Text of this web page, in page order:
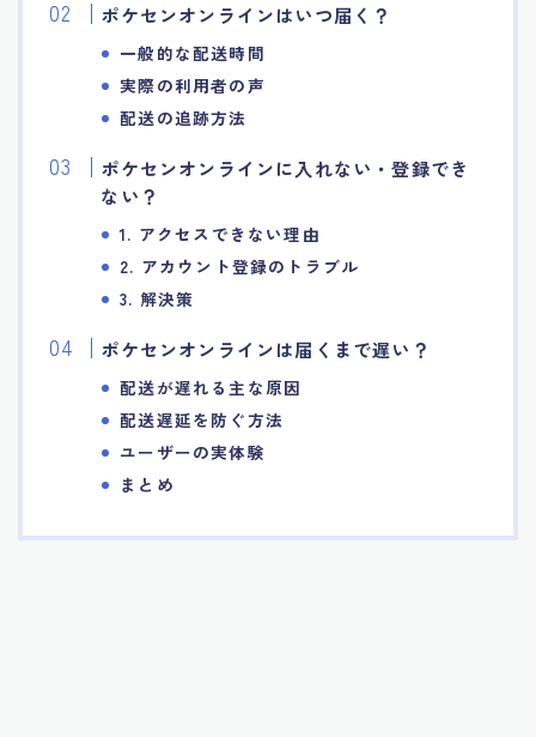
ポケセンオンラインはいつ届く？
一般的な配送時間
実際の利用者の声
配送の追跡方法
ポケセンオンラインに入れない・登録でき
ない？
1. アクセスできない理由
2. アカウント登録のトラブル
3. 解決策
ポケセンオンラインは届くまで遅い？
配送が遅れる主な原因
配送遅延を防ぐ方法
ユーザーの実体験
まとめ